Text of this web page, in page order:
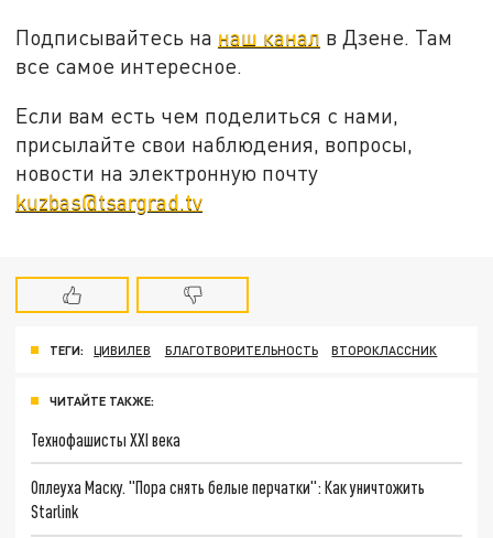
Подписывайтесь на наш канал в Дзене. Там
все самое интересное.
Если вам есть чем поделиться с нами,
присылайте свои наблюдения, вопросы,
новости на электронную почту
kuzbas@tsargrad.tv
ТЕГИ: ЦИВИЛЕВ БЛАГОТВОРИТЕЛЬНОСТЬ ВТОРОКЛАССНИК
ЧИТАЙТЕ ТАКЖЕ:
Технофашисты XXI века
Оплеуха Маску. "Пора снять белые перчатки": Как уничтожить
Starlink